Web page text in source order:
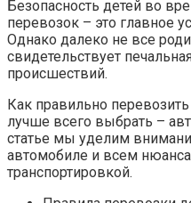
Безопасность детей во
перевозок – это главное
Однако далеко не все
свидетельствует
происшествий.
Как правильно
лучше всего выбрать –
статье мы уделим
автомобиле и всем
транспортировкой.